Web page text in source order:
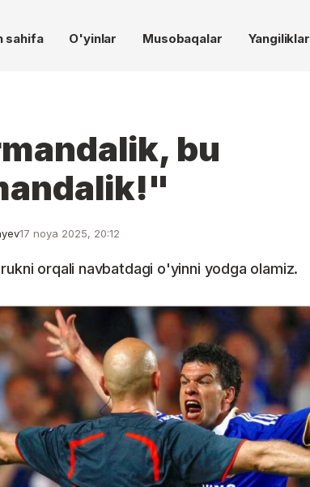
sahifa O'yinlar Musobaqalar Yangiliklar
bu
17 noya 2025, 20:12
orqali navbatdagi o'yinni yodga olamiz.